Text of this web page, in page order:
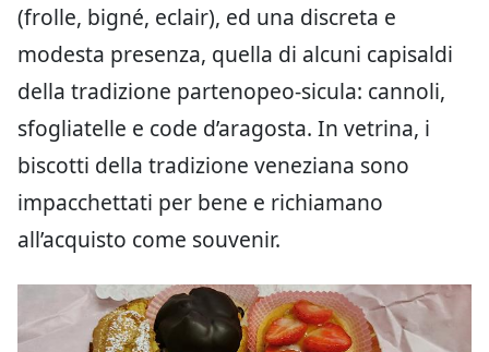
(frolle, bigné, eclair), ed una discreta e
modesta presenza, quella di alcuni capisaldi
della tradizione partenopeo-sicula: cannoli,
sfogliatelle e code d’aragosta. In vetrina, i
biscotti della tradizione veneziana sono
impacchettati per bene e richiamano
all’acquisto come souvenir.